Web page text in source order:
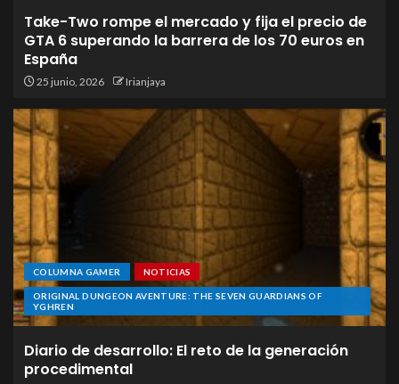
Take-Two rompe el mercado y fija el precio de
GTA 6 superando la barrera de los 70 euros en
España
25 junio, 2026 Irianjaya
COLUMNA GAMER NOTICIAS
ORIGINAL DUNGEON AVENTURE: THE SEVEN GUARDIANS OF
YGHREN
Diario de desarrollo: El reto de la generación
procedimental